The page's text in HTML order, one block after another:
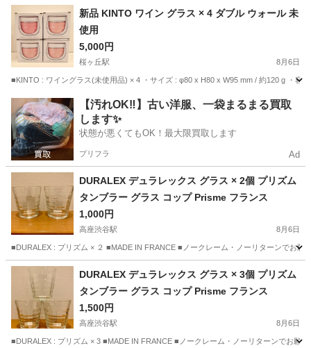
神奈川 川崎市 洗濯用品
新品 KINTO ワイン グラス × 4 ダブル ウォール 未
使用
5,000円
桜ヶ丘駅 8月6日
■KINTO : ワイングラス(未使用品) × 4 ・サイズ : φ80 x H80 x W95 mm / 約120 g ・容
神奈川 大和市 桜ヶ丘駅 食器 ウォール
【汚れOK‼️】古い洋服、一袋まるまる買取
します✨
状態が悪くてもOK！最大限買取します
プリフラ Ad
DURALEX デュラレックス グラス × 2個 プリズム
タンブラー グラス コップ Prisme フランス
1,000円
高座渋谷駅 8月6日
■DURALEX : プリズム × ２ ■MADE IN FRANCE ■ノークレーム・ノーリターンでお
神奈川 大和市 食器 DURALEX
DURALEX デュラレックス グラス × 3個 プリズム
タンブラー グラス コップ Prisme フランス
1,500円
高座渋谷駅 8月6日
■DURALEX : プリズム × 3 ■MADE IN FRANCE ■ノークレーム・ノーリターンでお願